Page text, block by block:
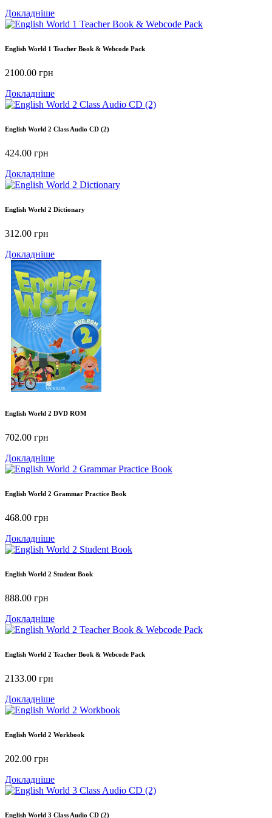
Докладніше
English World 1 Teacher Book & Webcode Pack
2100.00 грн
Докладніше
English World 2 Class Audio CD (2)
424.00 грн
Докладніше
English World 2 Dictionary
312.00 грн
Докладніше
English World 2 DVD ROM
702.00 грн
Докладніше
English World 2 Grammar Practice Book
468.00 грн
Докладніше
English World 2 Student Book
888.00 грн
Докладніше
English World 2 Teacher Book & Webcode Pack
2133.00 грн
Докладніше
English World 2 Workbook
202.00 грн
Докладніше
English World 3 Class Audio CD (2)